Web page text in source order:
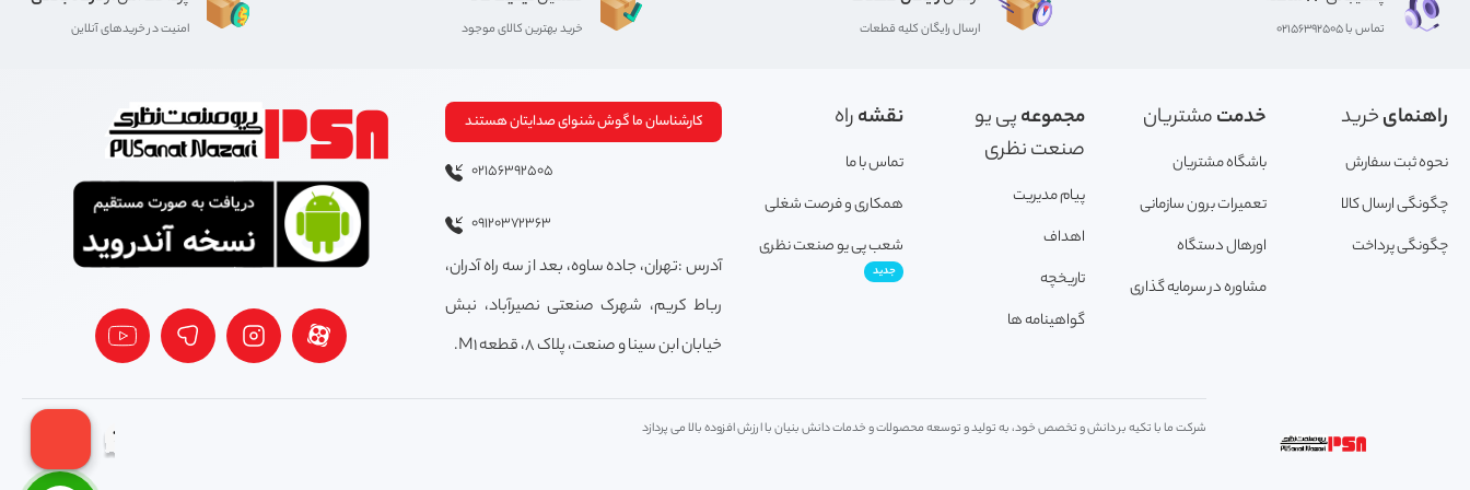
تماس با 02156392505 ارسال رایگان کلیه قطعات خرید بهترین کالای موجود امنیت در خریدهای آنلاین
راهنمایخرید
نحوه ثبت سفارش
چگونگی ارسال کالا
چگونگی پرداخت
خدمتمشتریان
باشگاه مشتریان
تعمیرات برون سازمانی
اورهال دستگاه
مشاوره در سرمایه گذاری
مجموعهپی یو
صنعت نظری
پیام مدیریت
اهداف
تاریخچه
گواهینامه ها
نقشهراه
تماس با ما
همکاری و فرصت شغلی
شعب پی یو صنعت نظری
جدید
کارشناسان ما گوش شنوای صدایتان هستند
02156392505
09120372363
آدرس :تهران، جاده ساوه، بعد از سه راه آدران،
رباط کریم، شهرک صنعتی نصیرآباد، نبش
خیابان ابن سینا و صنعت، پلاک 8، قطعه M1.
شرکت ما با تکیه بر دانش و تخصص خود، به تولید و توسعه محصولات و خدمات دانش بنیان با ارزش افزوده بالا می پردازد